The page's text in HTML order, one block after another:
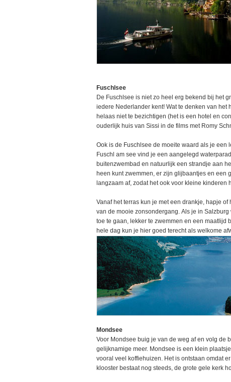
Fuschlsee
De Fuschlsee is niet zo heel erg bekend bij het
iedere Nederlander kent! Wat te denken van het
helaas niet te bezichtigen (het is een hotel en
ouderlijk huis van Sissi in de films met Romy
Ook is de Fuschlsee de moeite waard als je
Fuschl am see vind je een aangelegd
buitenzwembad en natuurlijk een strandje aan
heen kunt zwemmen, er zijn glijbaantjes en een
langzaam af, zodat het ook voor kleine kinderen
Vanaf het terras kun je met een drankje, hapje
van de mooie zonsondergang. Als je in
toe te gaan, lekker te zwemmen en een maatlijd
hele dag kun je hier goed terecht als welkome
Mondsee
Voor Mondsee buig je van de weg af en volg de
gelijknamige meer. Mondsee is een klein
vooral veel koffiehuizen. Het is ontstaan omdat
klooster bestaat nog steeds, de grote gele kerk